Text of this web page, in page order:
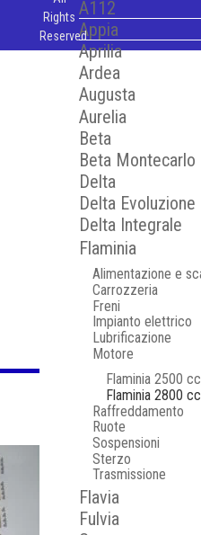
A112
Appia
Aprilia
Ardea
Augusta
Aurelia
Beta
Beta Montecarlo
Delta
Delta Evoluzione
Delta Integrale
Flaminia
Alimentazione e
Carrozzeria
Freni
Impianto elettrico
Lubrificazione
Motore
Flaminia 2500 cc
Flaminia 2800 cc
Raffreddamento
Ruote
Sospensioni
Sterzo
Trasmissione
Flavia
Fulvia
Rights
Reserved